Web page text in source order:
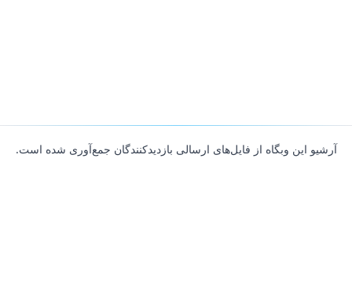
آرشیو این وبگاه از فایل‌های ارسالی بازدیدکنندگان جمع‌آوری شده است.